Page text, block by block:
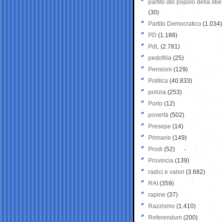
partito del popolo della
(30)
Partito Democratico (1.034)
PD (1.188)
PdL (2.781)
pedofilia (25)
Pensioni (129)
Politica (40.833)
polizia (253)
Porto (12)
povertà (502)
Presepe (14)
Primarie (149)
Prodi (52)
Provincia (139)
radici e valori (3.682)
RAI (359)
rapine (37)
Razzismo (1.410)
Referendum (200)